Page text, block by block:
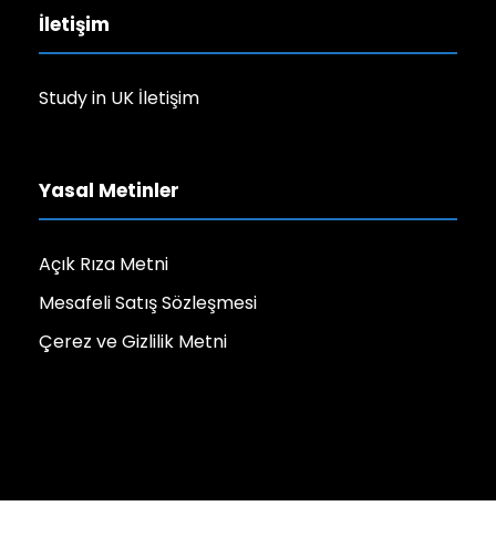
İletişim
Study in UK İletişim
Yasal Metinler
Açık Rıza Metni
Mesafeli Satış Sözleşmesi
Çerez ve Gizlilik Metni